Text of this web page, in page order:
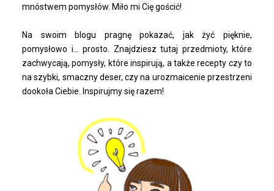
mnóstwem pomysłów. Miło mi Cię gościć!
Na swoim blogu pragnę pokazać, jak żyć pięknie,
pomysłowo i... prosto. Znajdziesz tutaj przedmioty, które
zachwycają, pomysły, które inspirują, a także recepty czy to
na szybki, smaczny deser, czy na urozmaicenie przestrzeni
dookoła Ciebie. Inspirujmy się razem!